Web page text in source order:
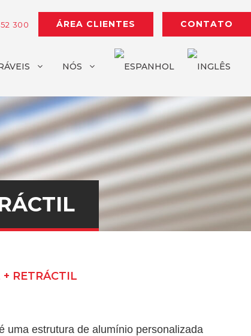
300 ÁREA CLIENTES CONTATO
NÓS
RETRÁCTIL
uma estrutura de alumínio personalizada